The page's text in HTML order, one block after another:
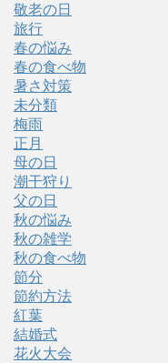
敬老の日
旅行
春の悩み
春の食べ物
暑さ対策
未分類
梅雨
正月
母の日
潮干狩り
父の日
秋の悩み
秋の雑学
秋の食べ物
節分
節約方法
紅葉
結婚式
花火大会